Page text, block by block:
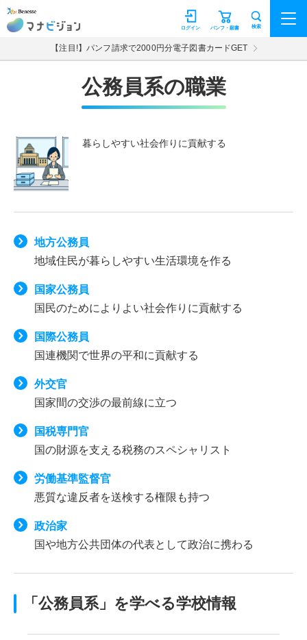
マナビジョン パンフ・願書
ログイン 検索
【注目!】パンフ請求で2000円分電子図書カードGET
公務員系の職業
暮らしやすい社会作りに貢献する
地方公務員
地域住民が暮らしやすい生活環境を作る
国家公務員
国民のためによりよい社会作りに貢献する
国際公務員
国連機関で世界の平和に貢献する
外交官
国家間の交渉の最前線に立つ
国税専門官
国の財源を支える税務のスペシャリスト
労働基準監督官
悪質な違反者を送検する権限も持つ
政治家
国や地方公共団体の代表として政治に携わる
「公務員系」を学べる学校情報